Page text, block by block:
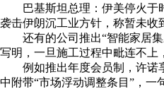
巴基斯坦总理：伊美停火于
袭击伊朗沉工业方针，称暂未收
还有的公司推出“智能家居集
写明，一旦施工过程中毗连不上
例如推出年度会员制，许诺
中附带“市场浮动调整条目”，一